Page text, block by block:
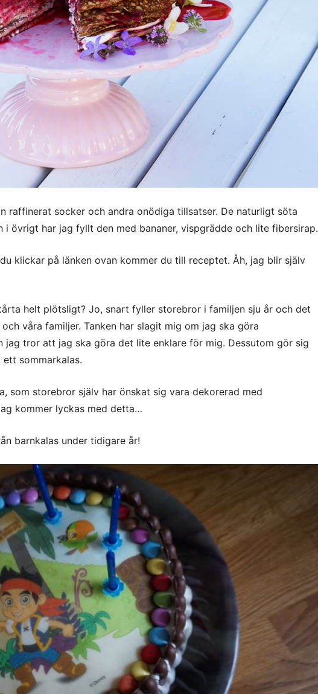
raffinerat socker och andra onödiga tillsatser. De naturligt söta
övrigt har jag fyllt den med bananer, vispgrädde och lite fibersirap.
klickar på länken ovan kommer du till receptet. Åh, jag blir själv
helt plötsligt? Jo, snart fyller storebror i familjen sju år och det
våra familjer. Tanken har slagit mig om jag ska göra
jag tror att jag ska göra det lite enklare för mig. Dessutom gör sig
sommarkalas.
som storebror själv har önskat sig vara dekorerad med
kommer lyckas med detta…
barnkalas under tidigare år!